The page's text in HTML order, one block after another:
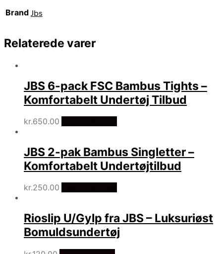
Brand Jbs
Relaterede varer
JBS 6-pack FSC Bambus Tights –
Komfortabelt Undertøj Tilbud
kr.650.00
JBS 2-pak Bambus Singletter –
Komfortabelt Undertøjtilbud
kr.250.00
Rioslip U/Gylp fra JBS – Luksuriøst
Bomuldsundertøj